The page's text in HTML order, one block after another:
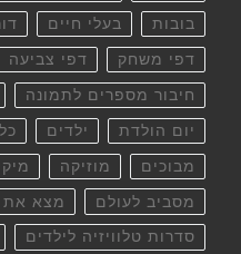
בובות בעלי חיים
דפי משחק דפי צביעה
חיבור מספרים לתמונה
יום הולדת ילדים
מבוכים מוזיקה
מסביב לעולם מצא את
סדרות טלוויזיה לילדים